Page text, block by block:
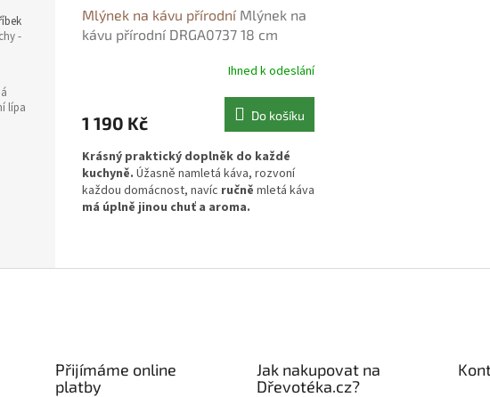
-
lípa
Mlýnek na kávu přírodní Mlýnek na
kávu přírodní DRGA0737 18 cm
Ihned k odeslání
1 190 Kč Do košíku
Krásný praktický doplněk do každé
kuchyně. Úžasně namletá káva, rozvoní
každou domácnost, navíc ručně mletá káva
má úplně jinou chuť a aroma.
v
Přijímáme online
platby
Jak nakupovat na
Dřevotéka.cz?